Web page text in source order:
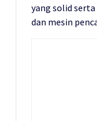
yang solid
dan mesin